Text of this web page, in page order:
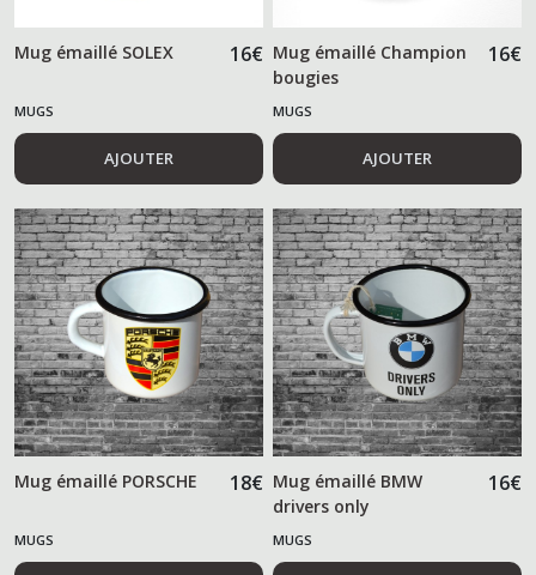
Mug émaillé SOLEX 16€
MUGS
AJOUTER
Mug émaillé Champion
bougies
16€
MUGS
AJOUTER
Mug émaillé PORSCHE 18€
MUGS
Mug émaillé BMW
drivers only
16€
MUGS